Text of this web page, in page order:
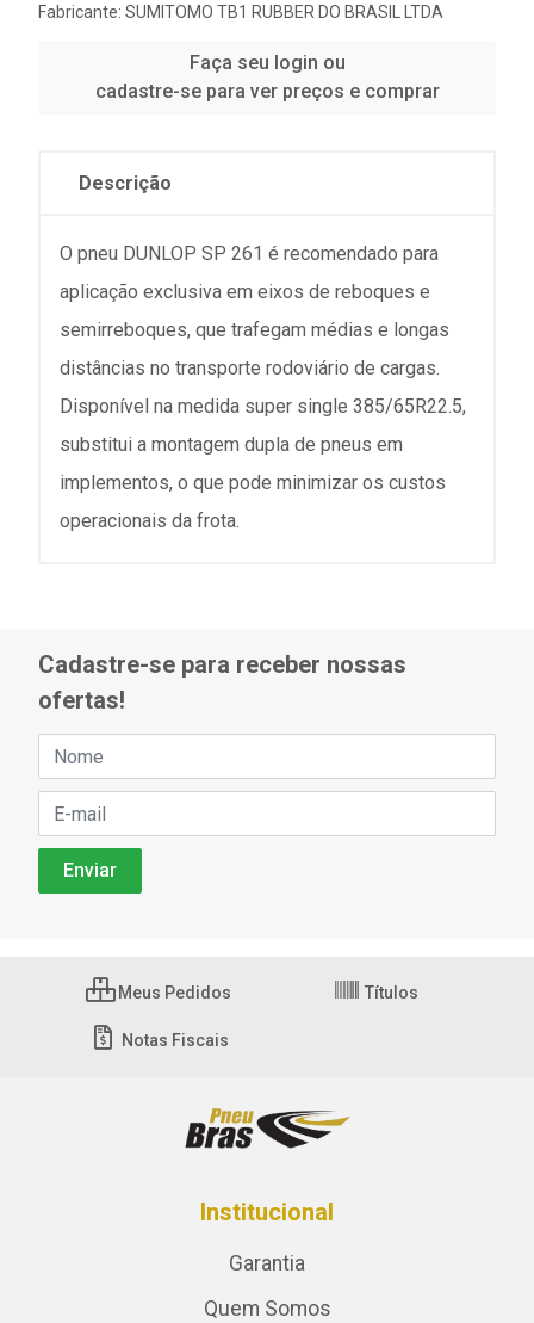
Fabricante: SUMITOMO TB1 RUBBER DO BRASIL LTDA
Faça seu login ou
cadastre-se para ver preços e comprar
Descrição
O pneu DUNLOP SP 261 é recomendado para
aplicação exclusiva em eixos de reboques e
semirreboques, que trafegam médias e longas
distâncias no transporte rodoviário de cargas.
Disponível na medida super single 385/65R22.5,
substitui a montagem dupla de pneus em
implementos, o que pode minimizar os custos
operacionais da frota.
Cadastre-se para receber nossas
ofertas!
Meus Pedidos Títulos
Notas Fiscais
Institucional
Garantia
Quem Somos